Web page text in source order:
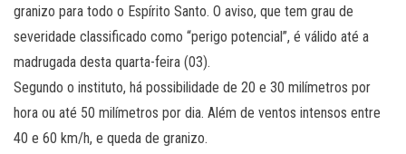
granizo para todo o Espírito Santo. O aviso, que tem grau de
severidade classificado como “perigo potencial”, é válido até a
madrugada desta quarta-feira (03).
Segundo o instituto, há possibilidade de 20 e 30 milímetros por
hora ou até 50 milímetros por dia. Além de ventos intensos entre
40 e 60 km/h, e queda de granizo.